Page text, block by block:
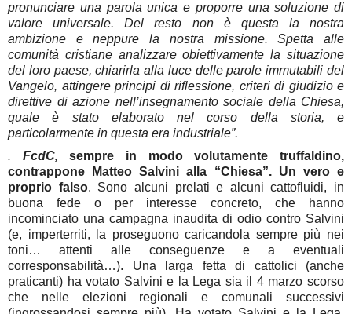
pronunciare una parola unica e proporre una soluzione di
valore universale. Del resto non è questa la nostra
ambizione e neppure la nostra missione. Spetta alle
comunità cristiane analizzare obiettivamente la situazione
del loro paese, chiarirla alla luce delle parole immutabili del
Vangelo, attingere principi di riflessione, criteri di giudizio e
direttive di azione nell’insegnamento sociale della Chiesa,
quale è stato elaborato nel corso della storia, e
particolarmente in questa era industriale”.
. FcdC,sempre in modo volutamente truffaldino,
contrappone Matteo Salvini alla “Chiesa”. Un vero e
proprio falso. Sono alcuni prelati e alcuni cattofluidi, in
buona fede o per interesse concreto, che hanno
incominciato una campagna inaudita di odio contro Salvini
(e, imperterriti, la proseguono caricandola sempre più nei
toni… attenti alle conseguenze e a eventuali
corresponsabilità…). Una larga fetta di cattolici (anche
praticanti) ha votato Salvini e la Lega sia il 4 marzo scorso
che nelle elezioni regionali e comunali successivi